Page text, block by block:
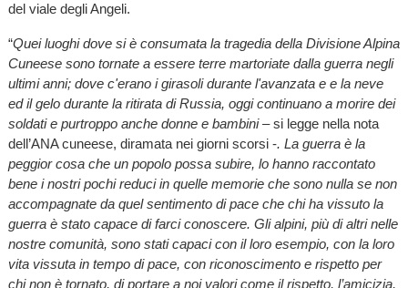
del viale degli Angeli.
“Quei luoghi dove si è consumata la tragedia della Divisione Alpina
Cuneese sono tornate a essere terre martoriate dalla guerra negli
ultimi anni; dove c'erano i girasoli durante l'avanzata e e la neve
ed il gelo durante la ritirata di Russia, oggi continuano a morire dei
soldati e purtroppo anche donne e bambini– si legge nella nota
dell’ANA cuneese, diramata nei giorni scorsi -. La guerra è la
peggior cosa che un popolo possa subire, lo hanno raccontato
bene i nostri pochi reduci in quelle memorie che sono nulla se non
accompagnate da quel sentimento di pace che chi ha vissuto la
guerra è stato capace di farci conoscere. Gli alpini, più di altri nelle
nostre comunità, sono stati capaci con il loro esempio, con la loro
vita vissuta in tempo di pace, con riconoscimento e rispetto per
chi non è tornato, di portare a noi valori come il rispetto, l’amicizia,